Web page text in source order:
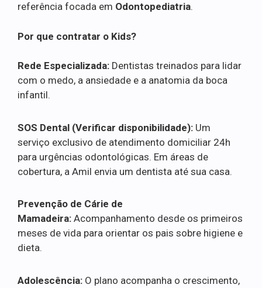
referência focada em Odontopediatria.
Por que contratar o Kids?
Rede Especializada: Dentistas treinados para lidar
com o medo, a ansiedade e a anatomia da boca
infantil.
SOS Dental (Verificar disponibilidade): Um
serviço exclusivo de atendimento domiciliar 24h
para urgências odontológicas. Em áreas de
cobertura, a Amil envia um dentista até sua casa.
Prevenção de Cárie de
Mamadeira: Acompanhamento desde os primeiros
meses de vida para orientar os pais sobre higiene e
dieta.
Adolescência: O plano acompanha o crescimento,